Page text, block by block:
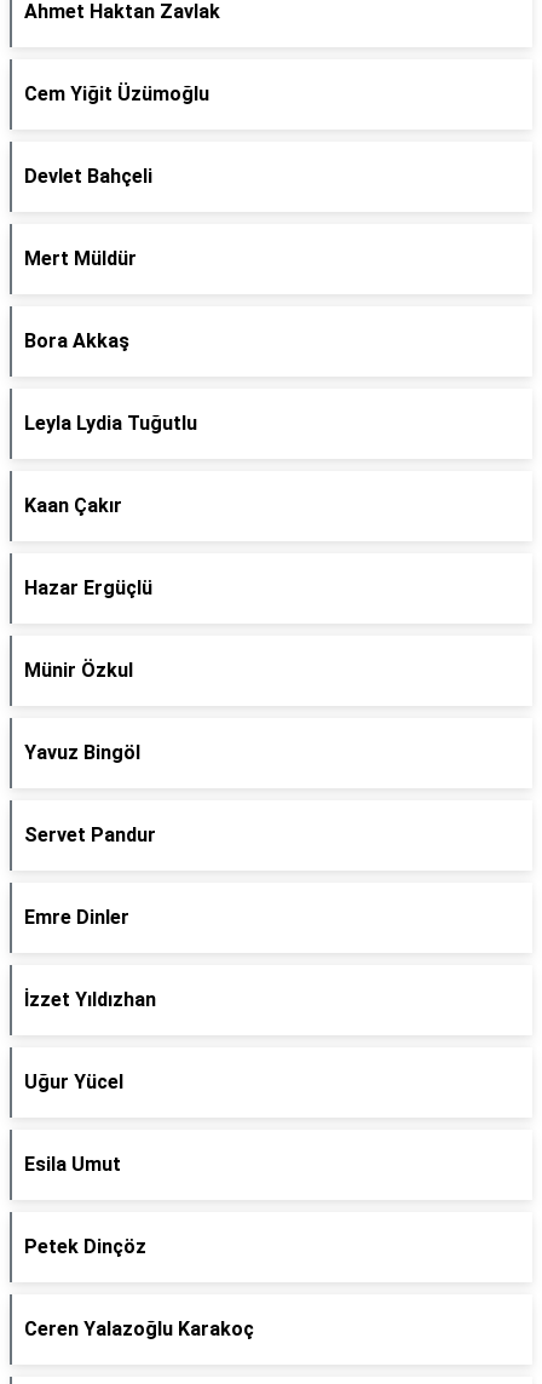
Ahmet Haktan Zavlak
Cem Yiğit Üzümoğlu
Devlet Bahçeli
Mert Müldür
Bora Akkaş
Leyla Lydia Tuğutlu
Kaan Çakır
Hazar Ergüçlü
Münir Özkul
Yavuz Bingöl
Servet Pandur
Emre Dinler
İzzet Yıldızhan
Uğur Yücel
Esila Umut
Petek Dinçöz
Ceren Yalazoğlu Karakoç